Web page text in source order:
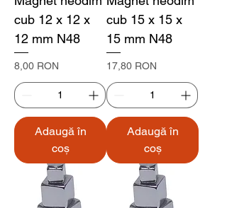
cub 12 x 12 x
12 mm N48
Preț
8,00 RON
Adaugă în
coș
cub 15 x 15 x
15 mm N48
Preț
17,80 RON
Adaugă în
coș